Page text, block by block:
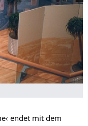
endet mit dem